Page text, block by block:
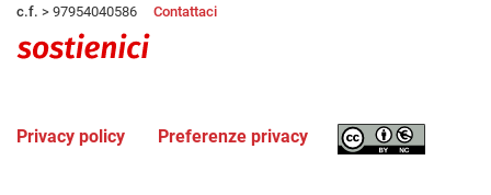
c.f. > 97954040586 Contattaci
Privacy policy Preferenze privacy